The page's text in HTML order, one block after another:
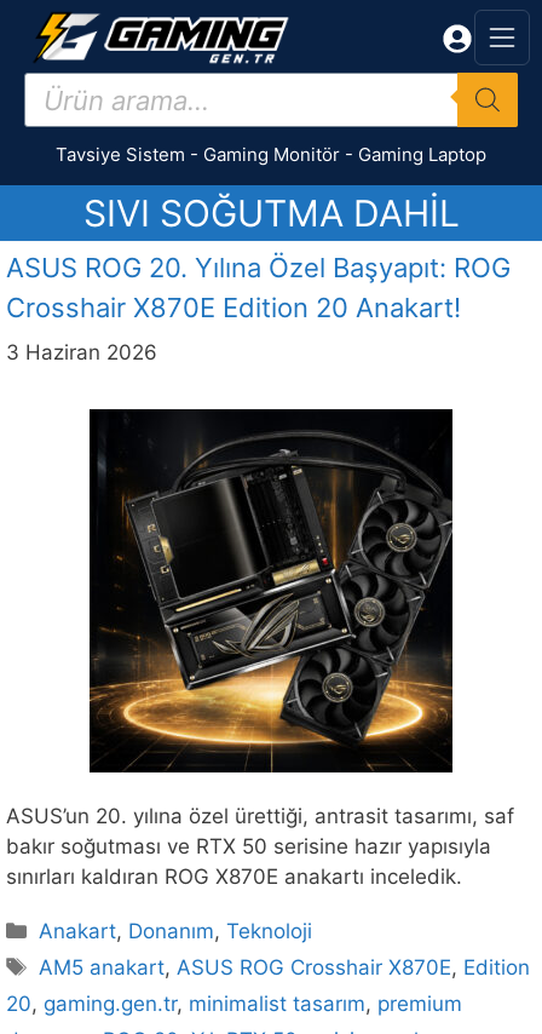
İçeriğe
Products
search
Tavsiye Sistem - Gaming Monitör - Gaming Laptop
SIVI SOĞUTMA DAHIL
ASUS ROG 20. Yılına Özel Başyapıt: ROG
Crosshair X870E Edition 20 Anakart!
3 Haziran 2026
ASUS’un 20. yılına özel ürettiği, antrasit tasarımı, saf
bakır soğutması ve RTX 50 serisine hazır yapısıyla
sınırları kaldıran ROG X870E anakartı inceledik.
Kategoriler
Anakart, Donanım,Teknoloji
Etiketler
AM5 anakart,ASUS ROG Crosshair X870E, Edition
20, gaming.gen.tr, minimalist tasarım, premium